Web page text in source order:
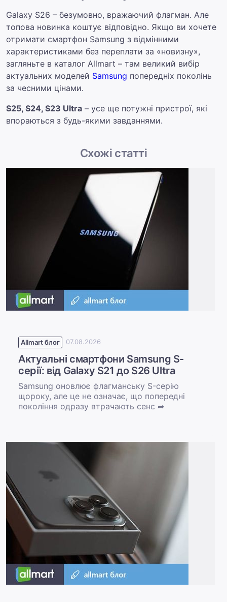
Galaxy S26 – безумовно, вражаючий флагман. Але
топова новинка коштує відповідно. Якщо ви хочете
отримати смартфон Samsung з відмінними
характеристиками без переплати за «новизну»,
загляньте в каталог Allmart – там великий вибір
актуальних моделей Samsung попередніх поколінь
за чесними цінами.
S25, S24, S23 Ultra – усе ще потужні пристрої, які
впораються з будь-якими завданнями.
Схожі статті
Allmart блог 07.08.2026
Актуальні смартфони Samsung S-
серії: від Galaxy S21 до S26 Ultra
Samsung оновлює флагманську S-серію
щороку, але це не означає, що попередні
покоління одразу втрачають сенс ➦